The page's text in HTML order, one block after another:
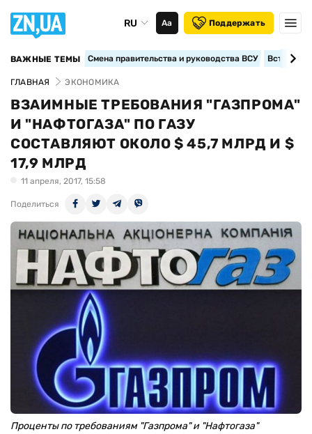
RU Аа Поддержать
ВАЖНЫЕ ТЕМЫ Смена правительства и руководства ВСУ
ГЛАВНАЯ ЭКОНОМИКА
ВЗАИМНЫЕ ТРЕБОВАНИЯ "ГАЗПРОМА"
И "НАФТОГАЗА" ПО ГАЗУ
СОСТАВЛЯЮТ ОКОЛО $ 45,7 МЛРД И $
17,9 МЛРД
11 апреля, 2017, 15:58
Поделиться
Проценты по требованиям "Газпрома" и "Нафтогаза"